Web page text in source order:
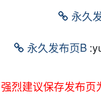
，全链路打造自媒体爆款视频
住小县城的结构性机遇 文档
永久
永久发布页B
强烈建议保存发布页